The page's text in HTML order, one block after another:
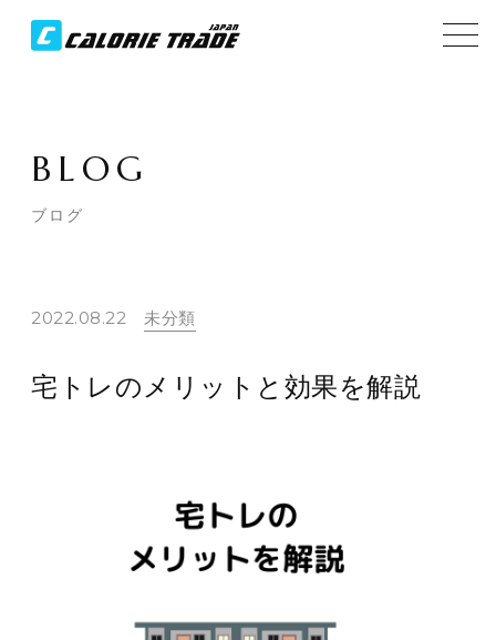
BLOG
ブログ
2022.08.22 未分類
宅トレのメリットと効果を解説